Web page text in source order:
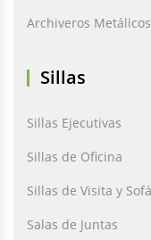
Archiveros Metálicos
Sillas
Sillas Ejecutivas
Sillas de Oficina
Sillas de Visita y
Salas de Juntas